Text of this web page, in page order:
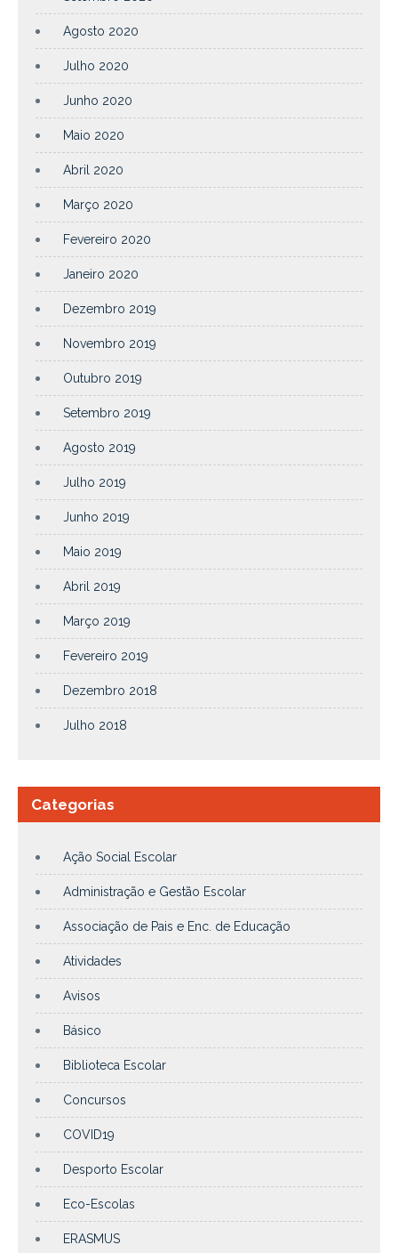
Agosto 2020
Julho 2020
Junho 2020
Maio 2020
Abril 2020
Março 2020
Fevereiro 2020
Janeiro 2020
Dezembro 2019
Novembro 2019
Outubro 2019
Setembro 2019
Agosto 2019
Julho 2019
Junho 2019
Maio 2019
Abril 2019
Março 2019
Fevereiro 2019
Dezembro 2018
Julho 2018
Categorias
Ação Social Escolar
Administração e Gestão Escolar
Associação de Pais e Enc. de Educação
Atividades
Avisos
Básico
Biblioteca Escolar
Concursos
COVID19
Desporto Escolar
Eco-Escolas
ERASMUS